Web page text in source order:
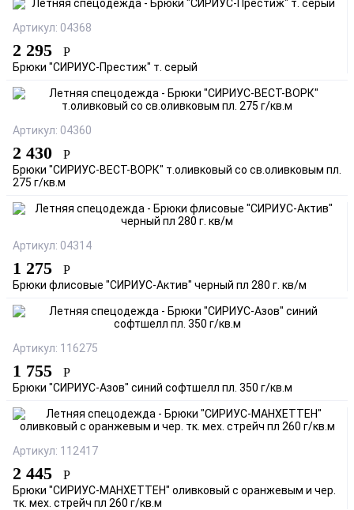
Артикул: 04368
2 295 Р
Брюки "СИРИУС-Престиж" т. серый
Артикул: 04360
2 430 Р
Брюки "СИРИУС-ВЕСТ-ВОРК" т.оливковый со св.оливковым пл.
275 г/кв.м
Артикул: 04314
1 275 Р
Брюки флисовые "СИРИУС-Актив" черный пл 280 г. кв/м
Артикул: 116275
1 755 Р
Брюки "СИРИУС-Азов" синий софтшелл пл. 350 г/кв.м
Артикул: 112417
2 445 Р
Брюки "СИРИУС-МАНХЕТТЕН" оливковый с оранжевым и чер.
тк. мех. стрейч пл 260 г/кв.м